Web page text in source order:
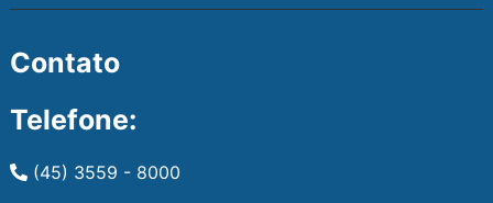
Contato
Telefone:
(45) 3559 - 8000